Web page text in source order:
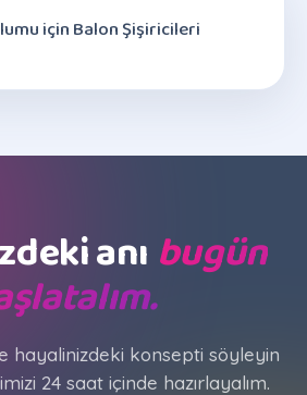
için Balon Şişiricileri
anı bugün
hayalinizdeki konsepti söyleyin
24 saat içinde hazırlayalım.